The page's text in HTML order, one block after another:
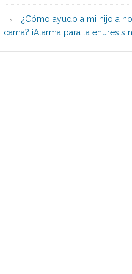
¿Cómo ayudo a mi hijo a
cama? ¡Alarma para la enuresis